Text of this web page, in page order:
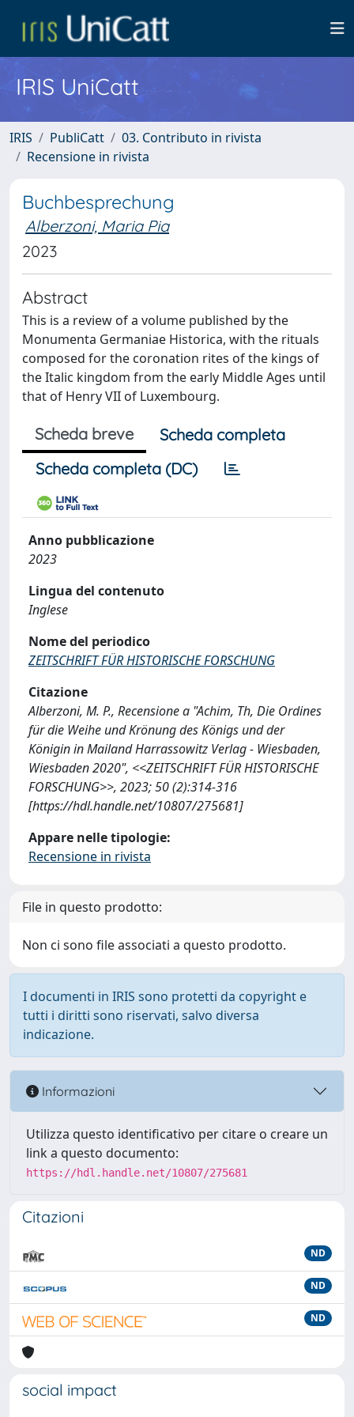
IRIS UniCatt
IRIS PubliCatt
03. Contributo in rivista
Recensione in rivista
Buchbesprechung
Alberzoni, Maria Pia
2023
Abstract
This is a review of a volume published by the
Monumenta Germaniae Historica, with the rituals
composed for the coronation rites of the kings of
the Italic kingdom from the early Middle Ages until
that of Henry VII of Luxembourg.
Scheda breve
Scheda completa
Scheda completa (DC)
Anno pubblicazione
2023
Lingua del contenuto
Inglese
Nome del periodico
ZEITSCHRIFT FÜR HISTORISCHE FORSCHUNG
Citazione
Alberzoni, M. P., Recensione a "Achim, Th, Die Ordines
für die Weihe und Krönung des Königs und der
Königin in Mailand Harrassowitz Verlag - Wiesbaden,
Wiesbaden 2020", <<ZEITSCHRIFT FÜR HISTORISCHE
FORSCHUNG>>, 2023; 50 (2):314-316
[https://hdl.handle.net/10807/275681]
Appare nelle tipologie:
Recensione in rivista
File in questo prodotto:
Non ci sono file associati a questo prodotto.
I documenti in IRIS sono protetti da copyright e
tutti i diritti sono riservati, salvo diversa
indicazione.
Informazioni
Utilizza questo identificativo per citare o creare un
link a questo documento:
https://hdl.handle.net/10807/275681
Citazioni
ND
ND
ND
social impact